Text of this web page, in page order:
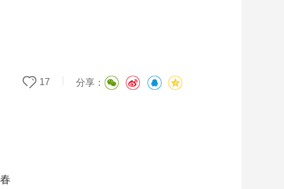
分享：
17